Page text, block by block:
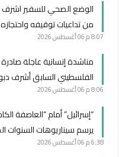
الوضع الصحي للسفير اشرف
من تداعيات توقيفه واحتجازه
8:07 م 06 أغسطس 2026
مناشدة إنسانية عاجلة
الفلسطيني السابق أشرف
8:06 م 06 أغسطس 2026
“إسرائيل” أمام “العاصفة
يرسم سيناريوهات السنوات
6:38 م 06 أغسطس 2026